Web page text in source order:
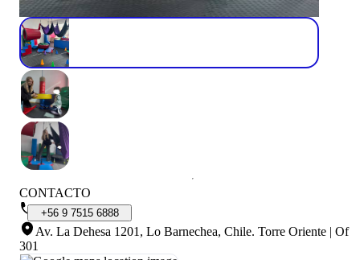
CONTACTO
+56 9 7515 6888
Av. La Dehesa 1201, Lo Barnechea, Chile. Torre Oriente | Of
301